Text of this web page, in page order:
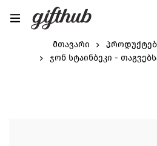
მთავარი
ჯონ სტაინბეკი -